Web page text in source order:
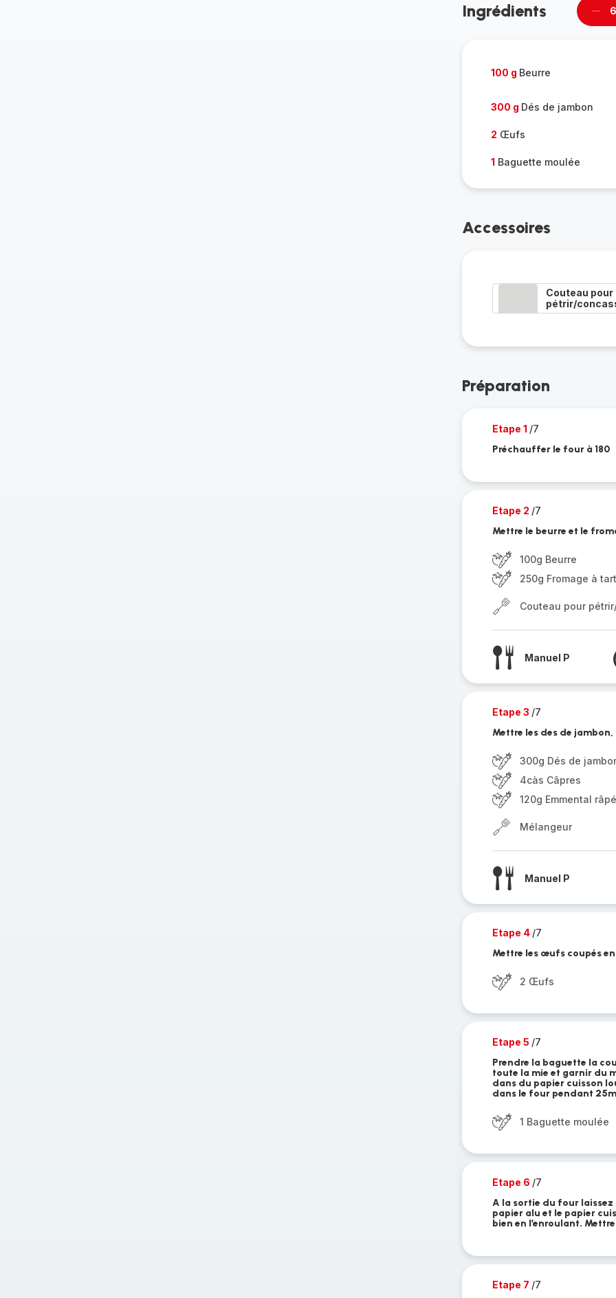
Ingrédients
100 g Beurre
300 g Dés de jambon
2 Œufs
1 Baguette moulée
Accessoires
Couteau pour
pétrir/
Préparation
Etape 1 /7
Préchauffer le four à 180
Etape 2 /7
Mettre le beurre et le
100g Beurre
250g Fromage à
Couteau pour
Manuel P
Etape 3 /7
Mettre les des de jambon,
300g Dés de
4càs Câpres
120g Emmental râpé
Mélangeur
Manuel P
Etape 4 /7
Mettre les œufs coupés
2 Œufs
Etape 5 /7
Prendre la baguette la
toute la mie et garnir du
dans du papier cuisson
dans le four pendant
1 Baguette moulée
Etape 6 /7
A la sortie du four
papier alu et le papier
bien en l’enroulant.
Etape 7 /7